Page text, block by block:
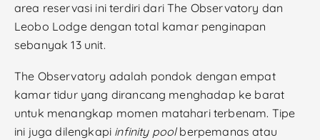
area reservasi ini terdiri dari The Observatory dan
Leobo Lodge dengan total kamar penginapan
sebanyak 13 unit.
The Observatory adalah pondok dengan empat
kamar tidur yang dirancang menghadap ke barat
untuk menangkap momen matahari terbenam. Tipe
ini juga dilengkapi infinity pool berpemanas atau